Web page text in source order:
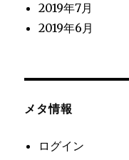
2019年7月
2019年6月
メタ情報
ログイン